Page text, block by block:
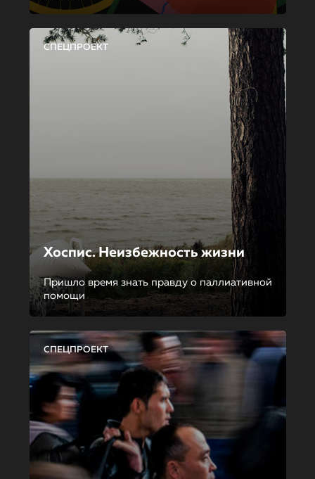
СПЕЦПРОЕКТ
Хоспис. Неизбежность жизни
Пришло время знать правду о паллиативной
помощи
СПЕЦПРОЕКТ